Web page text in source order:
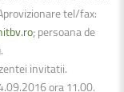
tel/fax:
; persoana de
invitatii.
ora 11.00.